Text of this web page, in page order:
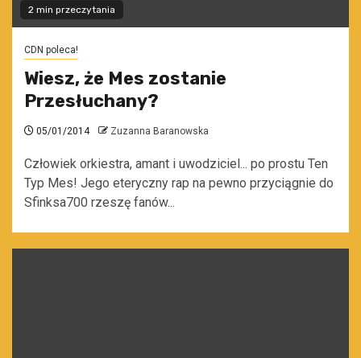
2 min przeczytania
CDN poleca!
Wiesz, że Mes zostanie
Przesłuchany?
05/01/2014 Zuzanna Baranowska
Człowiek orkiestra, amant i uwodziciel... po prostu Ten
Typ Mes! Jego eteryczny rap na pewno przyciągnie do
Sfinksa700 rzeszę fanów...